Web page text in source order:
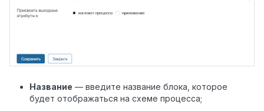
Название — введите название блока, которое
будет отображаться на схеме процесса;